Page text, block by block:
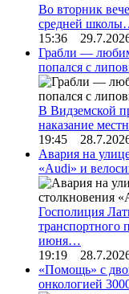
Во вторник
средней
15:36
Грабли —
попался с
В Видземской
наказание
19:45
Авария на
«Audi» и
Госполиция
транспортного
июня…
19:19
«Помощь» с
онкологией